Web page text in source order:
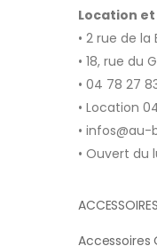
Location
• 2 rue de la
• 18, rue du
• 04 78 27
• Location
•
• Ouvert du
ACCESSOIRES
Accessoires